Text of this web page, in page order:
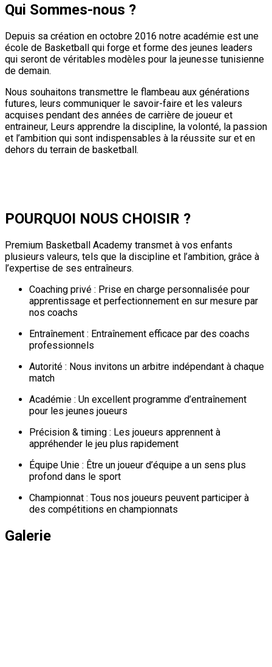
Qui Sommes-nous ?
Depuis sa création en octobre 2016 notre académie est une
école de Basketball qui forge et forme des jeunes leaders
qui seront de véritables modèles pour la jeunesse tunisienne
de demain.
Nous souhaitons transmettre le flambeau aux générations
futures, leurs communiquer le savoir-faire et les valeurs
acquises pendant des années de carrière de joueur et
entraineur, Leurs apprendre la discipline, la volonté, la passion
et l’ambition qui sont indispensables à la réussite sur et en
dehors du terrain de basketball.
POURQUOI NOUS CHOISIR ?
Premium Basketball Academy transmet à vos enfants
plusieurs valeurs, tels que la discipline et l’ambition, grâce à
l’expertise de ses entraîneurs.
Coaching privé : Prise en charge personnalisée pour
apprentissage et perfectionnement en sur mesure par
nos coachs
Entraînement : Entraînement efficace par des coachs
professionnels
Autorité : Nous invitons un arbitre indépendant à chaque
match
Académie : Un excellent programme d’entraînement
pour les jeunes joueurs
Précision & timing : Les joueurs apprennent à
appréhender le jeu plus rapidement
Équipe Unie : Être un joueur d’équipe a un sens plus
profond dans le sport
Championnat : Tous nos joueurs peuvent participer à
des compétitions en championnats
Galerie